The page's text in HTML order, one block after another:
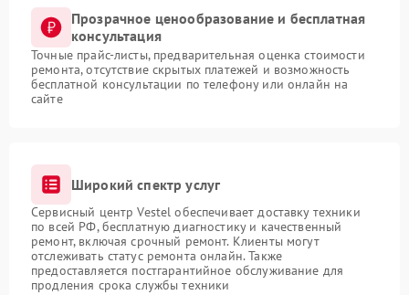
Прозрачное ценообразование и бесплатная
консультация
Точные прайс-листы, предварительная оценка стоимости
ремонта, отсутствие скрытых платежей и возможность
бесплатной консультации по телефону или онлайн на
сайте
Широкий спектр услуг
Сервисный центр Vestel обеспечивает доставку техники
по всей РФ, бесплатную диагностику и качественный
ремонт, включая срочный ремонт. Клиенты могут
отслеживать статус ремонта онлайн. Также
предоставляется постгарантийное обслуживание для
продления срока службы техники